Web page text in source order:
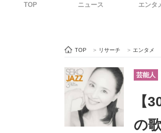
ビジネスと働き方のヒント
ITエンジニア向け専門サイト
TOP ニュース エンタ
TOP > リサーチ > エンタメ
芸能人
【
の